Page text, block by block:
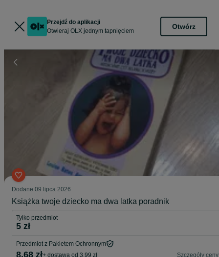
Przejdź do aplikacji
Otwieraj OLX jednym tapnięciem
Otwórz
Dodane 09 lipca 2026
Książka twoje dziecko ma dwa latka poradnik
Tylko przedmiot
5 zł
Przedmiot z Pakietem Ochronnym
8,68 zł+ dostawa od 3,99 zł Szczegóły ceny